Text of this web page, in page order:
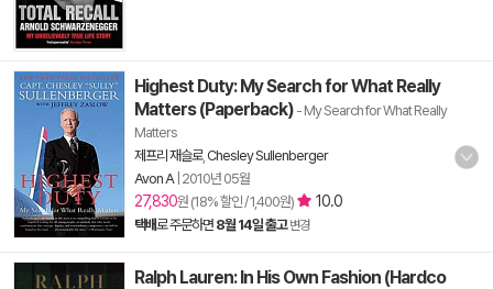
Highest Duty: My Search for What Really
Matters (Paperback) - My Search for What Really
Matters
제프리 재슬로, Chesley Sullenberger
Avon A| 2010년 05월
27,830원 (18% 할인 / 1,400원) 10.0
택배로 주문하면 8월 14일 출고 변경
Ralph Lauren: In His Own Fashion (Hardco